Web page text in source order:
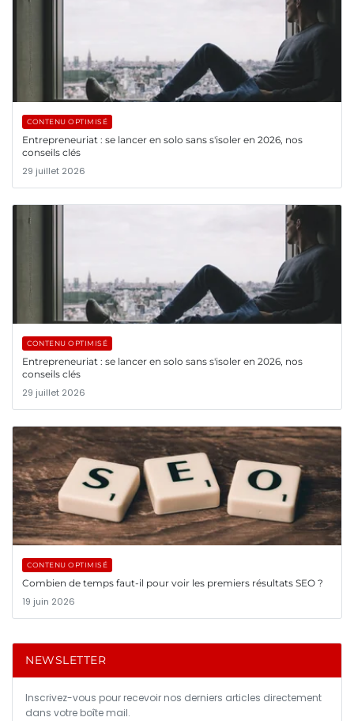
CONTENU OPTIMISÉ
Entrepreneuriat : se lancer en solo sans s'isoler en 2026, nos
conseils clés
29 juillet 2026
CONTENU OPTIMISÉ
Entrepreneuriat : se lancer en solo sans s'isoler en 2026, nos
conseils clés
29 juillet 2026
CONTENU OPTIMISÉ
Combien de temps faut-il pour voir les premiers résultats SEO ?
19 juin 2026
NEWSLETTER
Inscrivez-vous pour recevoir nos derniers articles directement
dans votre boîte mail.